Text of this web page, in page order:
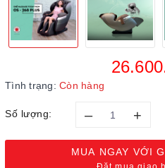
Tình trạng: Còn hàng
Số lượng: – +
MUA NGAY VỚI